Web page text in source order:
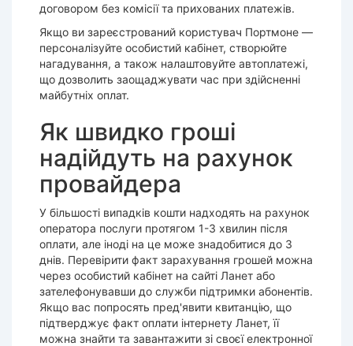
договором без комісії та прихованих платежів.
Якщо ви зареєстрований користувач Портмоне —
персоналізуйте особистий кабінет, створюйте
нагадування, а також налаштовуйте автоплатежі,
що дозволить заощаджувати час при здійсненні
майбутніх оплат.
Як швидко гроші
надійдуть на рахунок
провайдера
У більшості випадків кошти надходять на рахунок
оператора послуги протягом 1-3 хвилин після
оплати, але іноді на це може знадобитися до 3
днів. Перевірити факт зарахування грошей можна
через особистий кабінет на сайті Ланет або
зателефонувавши до служби підтримки абонентів.
Якщо вас попросять пред'явити квитанцію, що
підтверджує факт оплати інтернету Ланет, її
можна знайти та завантажити зі своєї електронної